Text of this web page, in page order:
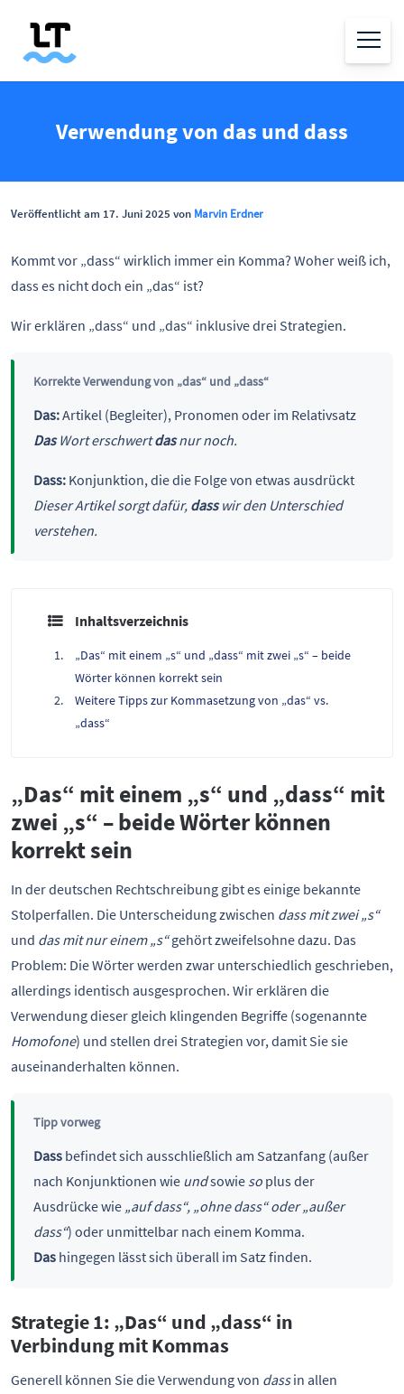
Verwendung von das und dass
Veröffentlicht am 17. Juni 2025 von Marvin Erdner
Kommt vor „dass“ wirklich immer ein Komma? Woher weiß ich,
dass es nicht doch ein „das“ ist?
Wir erklären „dass“ und „das“ inklusive drei Strategien.
Korrekte Verwendung von „das“ und „dass“
Das:Artikel (Begleiter), Pronomen oder im Relativsatz
DasWort erschwertdasnur noch.
Dass:Konjunktion, die die Folge von etwas ausdrückt
Dieser Artikel sorgt dafür, dasswir den Unterschied
verstehen.
Inhaltsverzeichnis
„Das“ mit einem „s“ und „dass“ mit zwei „s“ – beide
Wörter können korrekt sein
Weitere Tipps zur Kommasetzung von „das“ vs.
„dass“
„Das“ mit einem „s“ und „dass“ mit
zwei „s“ – beide Wörter können
korrekt sein
In der deutschen Rechtschreibung gibt es einige bekannte
Stolperfallen. Die Unterscheidung zwischen dass mit zwei „s“
und das mit nur einem „s“gehört zweifelsohne dazu. Das
Problem: Die Wörter werden zwar unterschiedlich geschrieben,
allerdings identisch ausgesprochen. Wir erklären die
Verwendung dieser gleich klingenden Begriffe (sogenannte
Homofone) und stellen drei Strategien vor, damit Sie sie
auseinanderhalten können.
Tipp vorweg
Dassbefindet sich ausschließlich am Satzanfang (außer
nach Konjunktionen wie undsowie soplus der
Ausdrücke wie „auf dass“, „ohne dass“ oder „außer
dass“) oder unmittelbar nach einem Komma.
Dashingegen lässt sich überall im Satz finden.
Strategie 1: „Das“ und „dass“ in
Verbindung mit Kommas
Generell können Sie die Verwendung von dassin allen